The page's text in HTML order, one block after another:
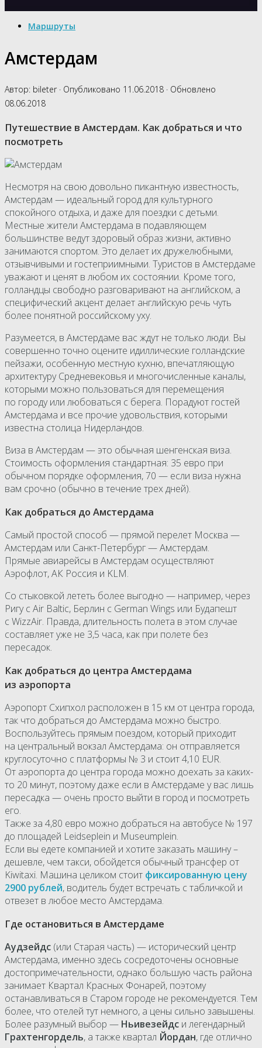
Маршруты
Амстердам
Автор: bileter · Опубликовано 11.06.2018 · Обновлено
08.06.2018
Путешествие в Амстердам. Как добраться и что
посмотреть
Несмотря на свою довольно пикантную известность,
Амстердам — идеальный город для культурного
спокойного отдыха, и даже для поездки с детьми.
Местные жители Амстердама в подавляющем
большинстве ведут здоровый образ жизни, активно
занимаются спортом. Это делает их дружелюбными,
отзывчивыми и гостеприимными. Туристов в Амстердаме
уважают и ценят в любом их состоянии. Кроме того,
голландцы свободно разговаривают на английском, а
специфический акцент делает английскую речь чуть
более понятной российскому уху.
Разумеется, в Амстердаме вас ждут не только люди. Вы
совершенно точно оцените идиллические голландские
пейзажи, особенную местную кухню, впечатляющую
архитектуру Средневековья и многочисленные каналы,
которыми можно пользоваться для перемещения
по городу или любоваться с берега. Порадуют гостей
Амстердама и все прочие удовольствия, которыми
известна столица Нидерландов.
Виза в Амстердам — это обычная шенгенская виза.
Стоимость оформления стандартная: 35 евро при
обычном порядке оформления, 70 — если виза нужна
вам срочно (обычно в течение трех дней).
Как добраться до Амстердама
Самый простой способ — прямой перелет Москва —
Амстердам или Санкт-Петербург — Амстердам.
Прямые авиарейсы в Амстердам осуществляют
Аэрофлот, АК Россия и KLM.
Со стыковкой лететь более выгодно — например, через
Ригу с Air Baltic, Берлин с German Wings или Будапешт
с WizzAir. Правда, длительность полета в этом случае
составляет уже не 3,5 часа, как при полете без
пересадок.
Как добраться до центра Амстердама
из аэропорта
Аэропорт Схипхол расположен в 15 км от центра города,
так что добраться до Амстердама можно быстро.
Воспользуйтесь прямым поездом, который приходит
на центральный вокзал Амстердама: он отправляется
круглосуточно с платформы № 3 и стоит 4,10 EUR.
От аэропорта до центра города можно доехать за каких-
то 20 минут, поэтому даже если в Амстердаме у вас лишь
пересадка — очень просто выйти в город и посмотреть
его.
Также за 4,80 евро можно добраться на автобусе № 197
до площадей Leidseplein и Museumplein.
Если вы едете компанией и хотите заказать машину –
дешевле, чем такси, обойдется обычный трансфер от
Kiwitaxi. Машина целиком стоит фиксированную цену
2900 рублей, водитель будет встречать с табличкой и
отвезет в любое место Амстердама.
Где остановиться в Амстердаме
Аудзейдс (или Старая часть) — исторический центр
Амстердама, именно здесь сосредоточены основные
достопримечательности, однако большую часть района
занимает Квартал Красных Фонарей, поэтому
останавливаться в Старом городе не рекомендуется. Тем
более, что отелей тут немного, а цены сильно завышены.
Более разумный выбор — Ньивезейдс и легендарный
Грахтенгордель, а также квартал Йордан, где отлично